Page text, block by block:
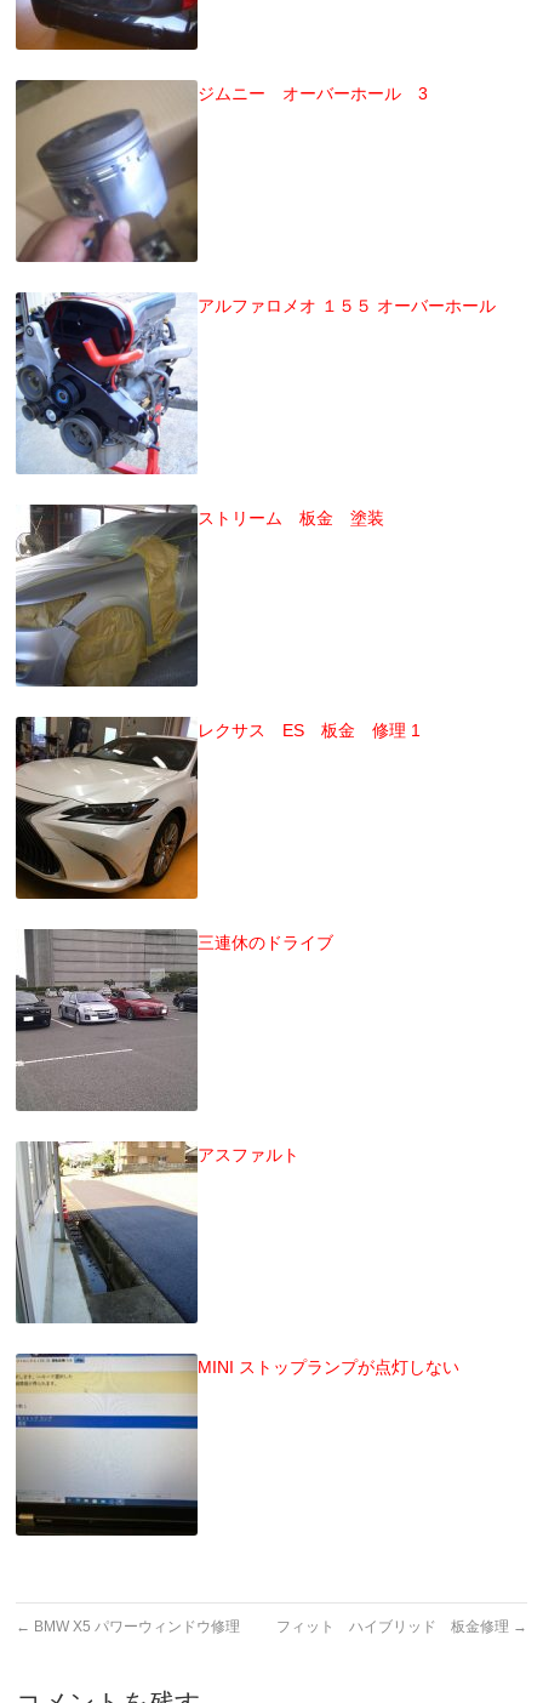
ジムニー オーバーホール 3
アルファロメオ １５５ オーバーホール
ストリーム 板金 塗装
レクサス ES 板金 修理 1
三連休のドライブ
アスファルト
MINI ストップランプが点灯しない
← BMW X5 パワーウィンドウ修理 フィット ハイブリッド 板金修理 →